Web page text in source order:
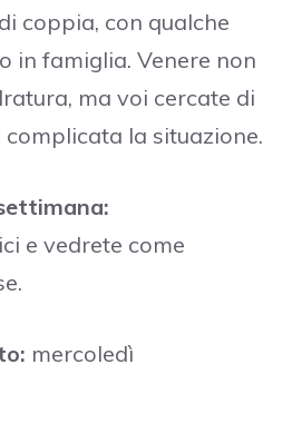
coppia, con qualche
in famiglia. Venere non
ma voi cercate di
la situazione.
e vedrete come
mercoledì